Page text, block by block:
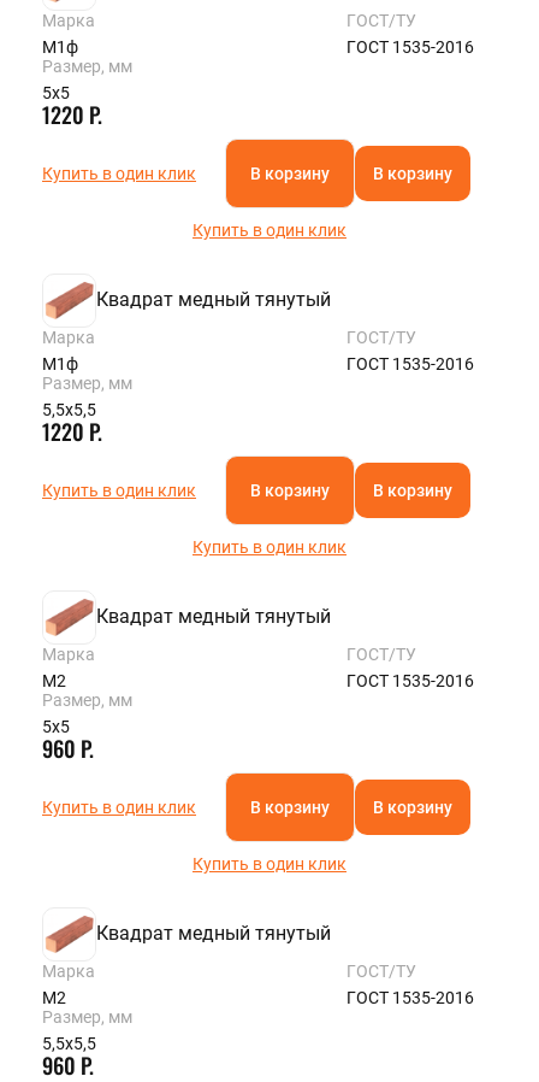
Марка
М1ф
ГОСТ/ТУ
ГОСТ 1535-2016
Размер, мм
5х5
1220 Р.
Купить в один клик В корзину В корзину
Купить в один клик
Квадрат медный тянутый
Марка
М1ф
ГОСТ/ТУ
ГОСТ 1535-2016
Размер, мм
5,5х5,5
1220 Р.
Купить в один клик В корзину В корзину
Купить в один клик
Квадрат медный тянутый
Марка
М2
ГОСТ/ТУ
ГОСТ 1535-2016
Размер, мм
5х5
960 Р.
Купить в один клик В корзину В корзину
Купить в один клик
Квадрат медный тянутый
Марка
М2
ГОСТ/ТУ
ГОСТ 1535-2016
Размер, мм
5,5х5,5
960 Р.